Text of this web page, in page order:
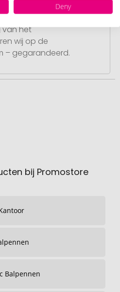
van het
wij op de
– gegarandeerd.
bij Promostore
Balpennen
Deny